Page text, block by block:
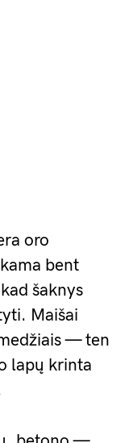
oro
bent
šaknys
Maišai
— ten
lapų krinta